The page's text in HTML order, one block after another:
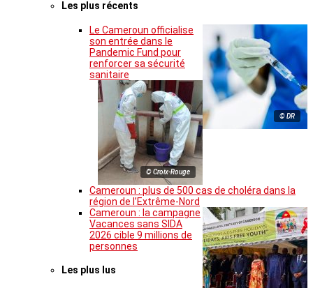
Les plus récents
© DR
Le Cameroun officialise
son entrée dans le
Pandemic Fund pour
renforcer sa sécurité
sanitaire
© Croix-Rouge
Cameroun : plus de 500 cas de choléra dans la
région de l’Extrême-Nord
Cameroun : la campagne
Vacances sans SIDA
2026 cible 9 millions de
personnes
Les plus lus